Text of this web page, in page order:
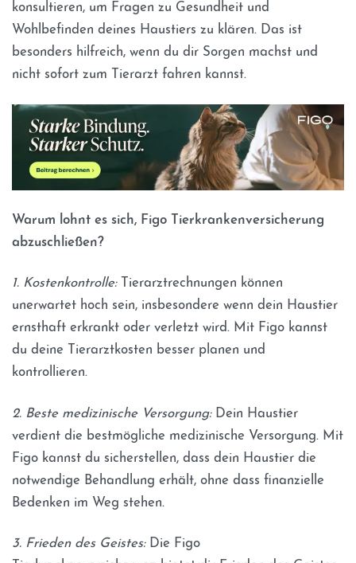
konsultieren, um Fragen zu Gesundheit und
Wohlbefinden deines Haustiers zu klären. Das ist
besonders hilfreich, wenn du dir Sorgen machst und
nicht sofort zum Tierarzt fahren kannst.
Warum lohnt es sich, Figo Tierkrankenversicherung
abzuschließen?
1. Kostenkontrolle:Tierarztrechnungen können
unerwartet hoch sein, insbesondere wenn dein Haustier
ernsthaft erkrankt oder verletzt wird. Mit Figo kannst
du deine Tierarztkosten besser planen und
kontrollieren.
2. Beste medizinische Versorgung:Dein Haustier
verdient die bestmögliche medizinische Versorgung. Mit
Figo kannst du sicherstellen, dass dein Haustier die
notwendige Behandlung erhält, ohne dass finanzielle
Bedenken im Weg stehen.
3. Frieden des Geistes:Die Figo